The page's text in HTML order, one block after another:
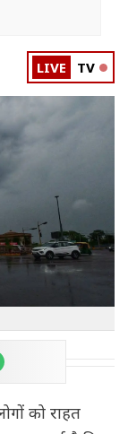
LIVE TV
को राहत